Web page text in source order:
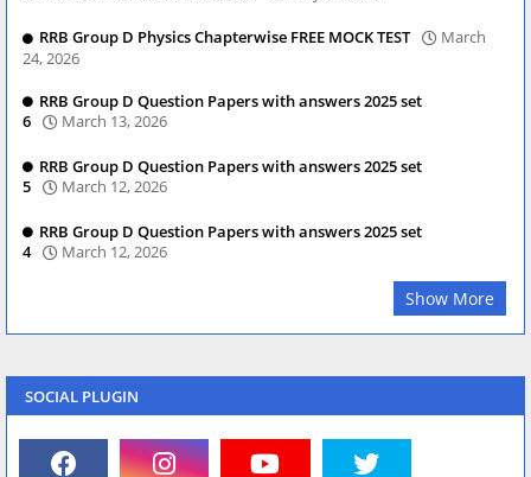
RRB Group D Physics Chapterwise FREE MOCK TEST
March
24, 2026
RRB Group D Question Papers with answers 2025 set
6
March 13, 2026
RRB Group D Question Papers with answers 2025 set
5
March 12, 2026
RRB Group D Question Papers with answers 2025 set
4
March 12, 2026
Show More
SOCIAL PLUGIN